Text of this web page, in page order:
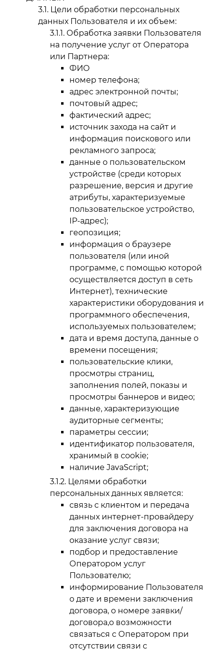
Цели обработки персональных
данных Пользователя и их объем:
Обработка заявки Пользователя
на получение услуг от Оператора
или Партнера:
ФИО
номер телефона;
адрес электронной почты;
почтовый адрес;
фактический адрес;
источник захода на сайт и
информация поискового или
рекламного запроса;
данные о пользовательском
устройстве (среди которых
разрешение, версия и другие
атрибуты, характеризуемые
пользовательское устройство,
IP-адрес);
геопозиция;
информация о браузере
пользователя (или иной
программе, с помощью которой
осуществляется доступ в сеть
Интернет), технические
характеристики оборудования и
программного обеспечения,
используемых пользователем;
дата и время доступа, данные о
времени посещения;
пользовательские клики,
просмотры страниц,
заполнения полей, показы и
просмотры баннеров и видео;
данные, характеризующие
аудиторные сегменты;
параметры сессии;
идентификатор пользователя,
хранимый в cookie;
наличие JavaScript;
Целями обработки
персональных данных является:
связь с клиентом и передача
данных интернет-провайдеру
для заключения договора на
оказание услуг связи;
подбор и предоставление
Оператором услуг
Пользователю;
информирование Пользователя
о дате и времени заключения
договора, о номере заявки/
договора,о возможности
связаться с Оператором при
отсутствии связи с